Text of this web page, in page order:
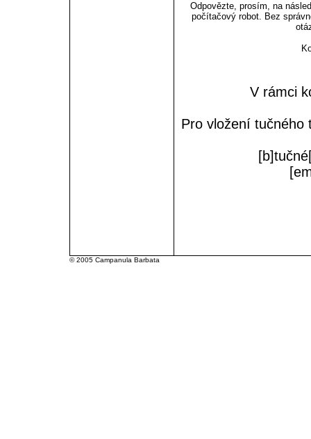
Odpovězte, prosím, na
počítačový robot. Bez
V rámci
Pro vložení tučného
© 2005 Campanula Barbata